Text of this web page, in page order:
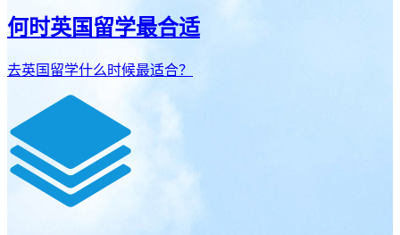
何时英国留学最合适
去英国留学什么时候最适合？